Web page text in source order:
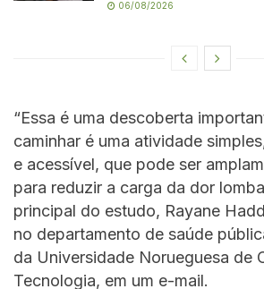
06/08/2026
“Essa é uma descoberta
caminhar é uma atividade
e acessível, que pode ser
para reduzir a carga da dor
principal do estudo, Rayane
no departamento de saúde
da Universidade Norueguesa de
Tecnologia, em um e-mail.